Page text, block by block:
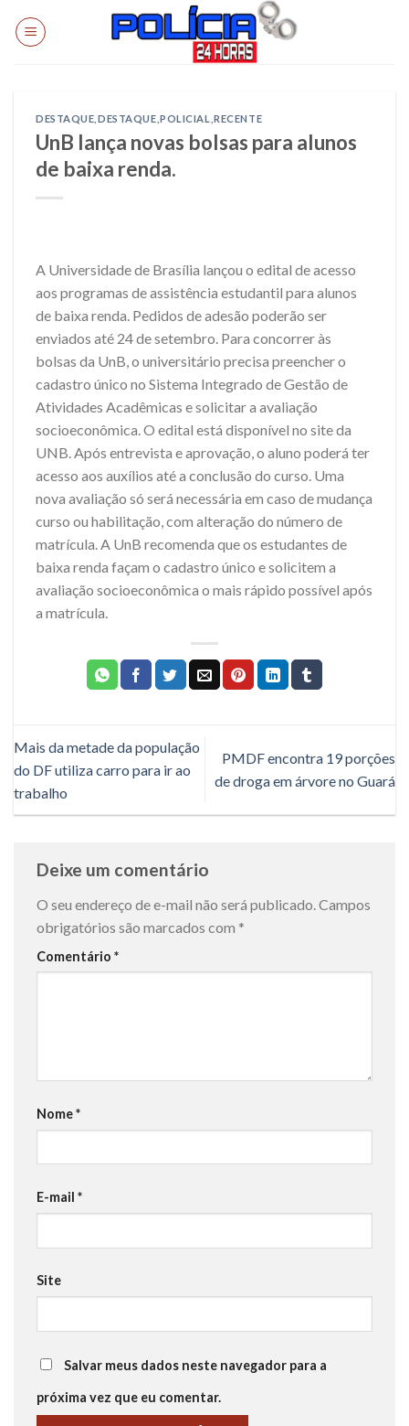
DESTAQUE ,DESTAQUE ,POLICIAL ,RECENTE
UnB lança novas bolsas para alunos
de baixa renda.
A Universidade de Brasília lançou o edital de acesso
aos programas de assistência estudantil para alunos
de baixa renda. Pedidos de adesão poderão ser
enviados até 24 de setembro. Para concorrer às
bolsas da UnB, o universitário precisa preencher o
cadastro único no Sistema Integrado de Gestão de
Atividades Acadêmicas e solicitar a avaliação
socioeconômica. O edital está disponível no site da
UNB. Após entrevista e aprovação, o aluno poderá ter
acesso aos auxílios até a conclusão do curso. Uma
nova avaliação só será necessária em caso de mudança
curso ou habilitação, com alteração do número de
matrícula. A UnB recomenda que os estudantes de
baixa renda façam o cadastro único e solicitem a
avaliação socioeconômica o mais rápido possível após
a matrícula.
Mais da metade da população
do DF utiliza carro para ir ao
trabalho
PMDF encontra 19 porções
de droga em árvore no Guará
Deixe um comentário
O seu endereço de e-mail não será publicado. Campos
obrigatórios são marcados com *
Comentário *
Nome*
E-mail *
Site
Salvar meus dados neste navegador para a
próxima vez que eu comentar.